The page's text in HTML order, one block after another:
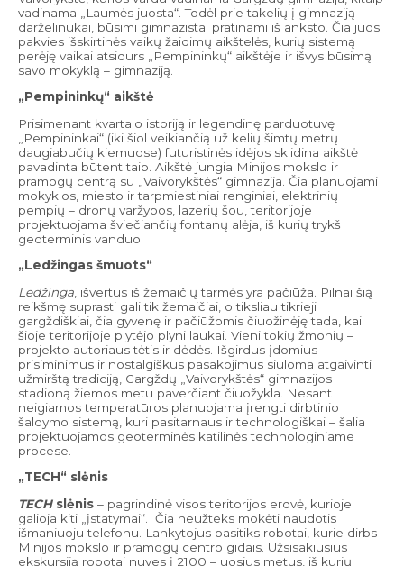
vadinama „Laumės juosta“. Todėl prie takelių į gimnaziją
darželinukai, būsimi gimnazistai pratinami iš anksto. Čia juos
pakvies išskirtinės vaikų žaidimų aikštelės, kurių sistemą
perėję vaikai atsidurs „Pempininkų“ aikštėje ir išvys būsimą
savo mokyklą – gimnaziją.
„Pempininkų“ aikštė
Prisimenant kvartalo istoriją ir legendinę parduotuvę
„Pempininkai“ (iki šiol veikiančią už kelių šimtų metrų
daugiabučių kiemuose) futuristinės idėjos sklidina aikštė
pavadinta būtent taip. Aikštė jungia Minijos mokslo ir
pramogų centrą su „Vaivorykštės“ gimnazija. Čia planuojami
mokyklos, miesto ir tarpmiestiniai renginiai, elektrinių
pempių – dronų varžybos, lazerių šou, teritorijoje
projektuojama šviečiančių fontanų alėja, iš kurių trykš
geoterminis vanduo.
„Ledžingas šmuots“
Ledžinga , išvertus iš žemaičių tarmės yra pačiūža. Pilnai šią
reikšmę suprasti gali tik žemaičiai, o tiksliau tikrieji
gargždiškiai, čia gyvenę ir pačiūžomis čiuožinėję tada, kai
šioje teritorijoje plytėjo plyni laukai. Vieni tokių žmonių –
projekto autoriaus tėtis ir dėdės. Išgirdus įdomius
prisiminimus ir nostalgiškus pasakojimus siūloma atgaivinti
užmirštą tradiciją, Gargždų „Vaivorykštės“ gimnazijos
stadioną žiemos metu paverčiant čiuožykla. Nesant
neigiamos temperatūros planuojama įrengti dirbtinio
šaldymo sistemą, kuri pasitarnaus ir technologiškai – šalia
projektuojamos geoterminės katilinės technologiniame
procese.
„TECH“ slėnis
TECH slėnis – pagrindinė visos teritorijos erdvė, kurioje
galioja kiti „įstatymai“. Čia neužteks mokėti naudotis
išmaniuoju telefonu. Lankytojus pasitiks robotai, kurie dirbs
Minijos mokslo ir pramogų centro gidais. Užsisakiusius
ekskursiją robotai nuves į 2100 – uosius metus, iš kurių